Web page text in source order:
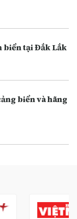
biển tại Đắk Lắk
biển và hãng